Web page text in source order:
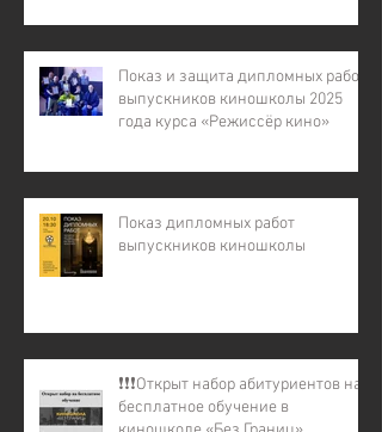
Показ и защита дипломных работ
выпускников киношколы 2025
года курса «Режиссёр кино»
Показ дипломных работ
выпускников киношколы
❗️❗️❗️Открыт набор абитуриентов на
бесплатное обучение в